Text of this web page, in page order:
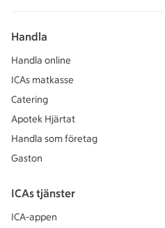
Handla
Handla online
ICAs matkasse
Catering
Apotek Hjärtat
Handla som företag
Gaston
ICAs tjänster
ICA-appen